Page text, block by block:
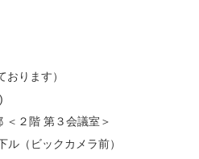
おります）
＜２階 第３会議室＞
（ビックカメラ前）